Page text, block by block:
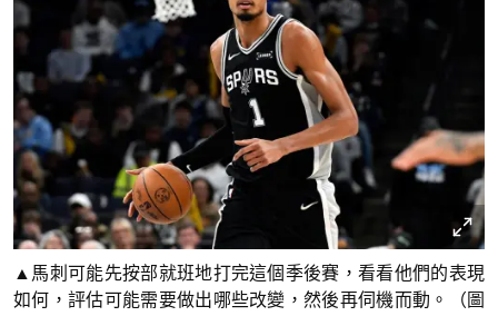
▲馬刺可能先按部就班地打完這個季後賽，看看他們的表現
如何，評估可能需要做出哪些改變，然後再伺機而動。（圖